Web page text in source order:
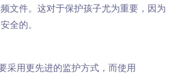
文件。这对于保护孩子尤为重要，因为
全的。
采用更先进的监护方式，而使用